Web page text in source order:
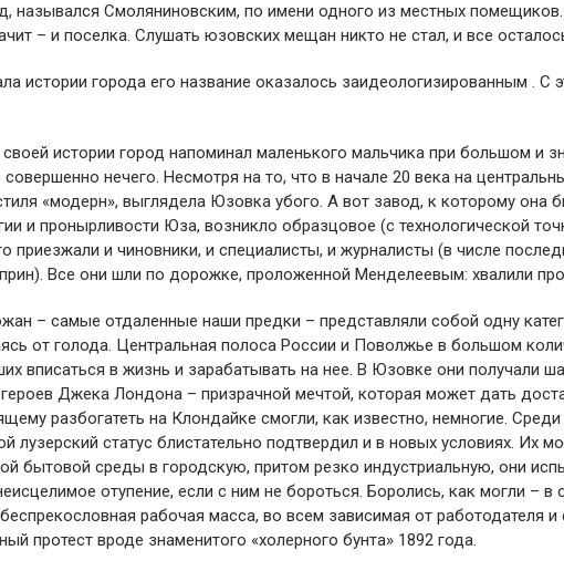
назывался Смоляниновским, по имени одного из местных
– и поселка. Слушать юзовских мещан никто не стал, и все
истории города его название оказалось заидеологизированным . С
истории город напоминал маленького мальчика при большом и
нечего. Несмотря на то, что в начале 20 века на
«модерн», выглядела Юзовка убого. А вот завод, к которому она
и пронырливости Юза, возникло образцовое (с технологической
приезжали и чиновники, и специалисты, и журналисты (в числе
Все они шли по дорожке, проложенной Менделеевым: хвалили
– самые отдаленные наши предки – представляли собой одну
от голода. Центральная полоса России и Поволжье в большом
вписаться в жизнь и зарабатывать на нее. В Юзовке они получали
Джека Лондона – призрачной мечтой, которая может дать
разбогатеть на Клондайке смогли, как известно, немногие.
лузерский статус блистательно подтвердил и в новых условиях. Их
бытовой среды в городскую, притом резко индустриальную, они
отупение, если с ним не бороться. Боролись, как могли –
рабочая масса, во всем зависимая от работодателя и
протест вроде знаменитого «холерного бунта» 1892 года.